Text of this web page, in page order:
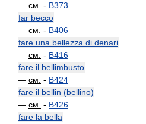
— см. - B373
far becco
— см. - B406
fare una bellezza di denari
— см. - B416
fare il bellimbusto
— см. - B424
fare il bellin (bellino)
— см. - B426
fare la bella